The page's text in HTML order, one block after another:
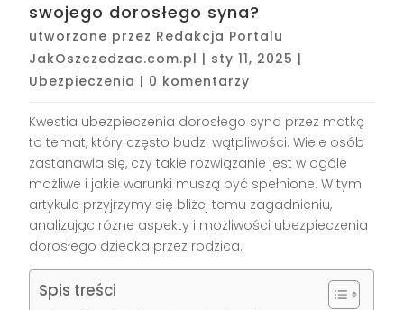
swojego dorosłego syna?
utworzone przez Redakcja Portalu
JakOszczedzac.com.pl | sty 11, 2025 |
Ubezpieczenia | 0 komentarzy
Kwestia ubezpieczenia dorosłego syna przez matkę
to temat, który często budzi wątpliwości. Wiele osób
zastanawia się, czy takie rozwiązanie jest w ogóle
możliwe i jakie warunki muszą być spełnione. W tym
artykule przyjrzymy się bliżej temu zagadnieniu,
analizując różne aspekty i możliwości ubezpieczenia
dorosłego dziecka przez rodzica.
Spis treści